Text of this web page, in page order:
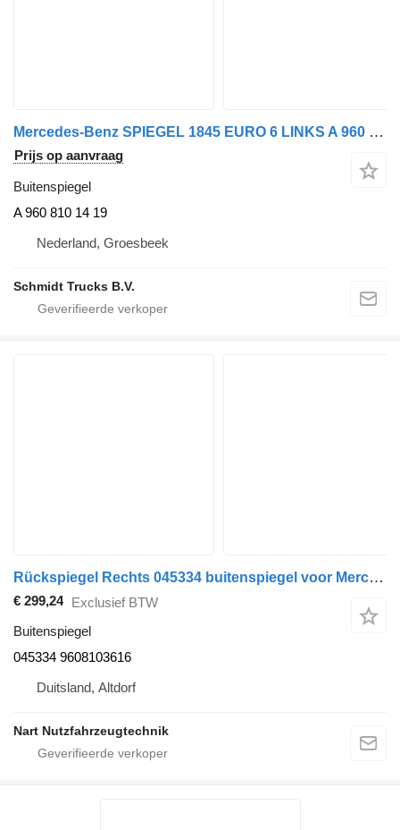
Mercedes-Benz SPIEGEL 1845 EURO 6 LINKS A 960 810 14 19 buitenspiegel voor trekker
Prijs op aanvraag
Buitenspiegel
A 960 810 14 19
Nederland, Groesbeek
Schmidt Trucks B.V.
Rückspiegel Rechts 045334 buitenspiegel voor Mercedes-Benz Actros Chrome M vrachtwagen
€ 299,24 Exclusief BTW
Buitenspiegel
045334 9608103616
Duitsland, Altdorf
Nart Nutzfahrzeugtechnik